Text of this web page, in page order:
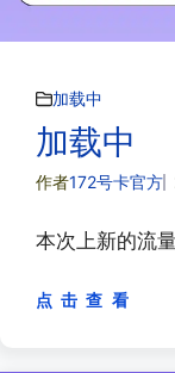
加载中
加载中
作者172号卡官方
本次上新的流
点 击 查 看